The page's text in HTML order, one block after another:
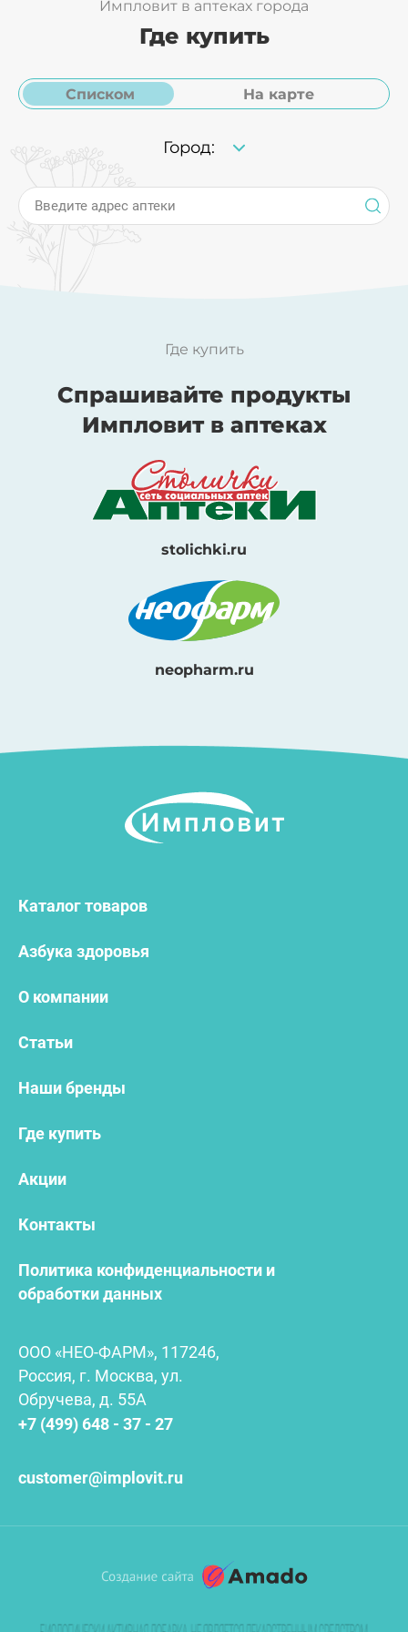
Импловит в аптеках города
Где купить
Списком На карте
Город:
Введите адрес аптеки
Где купить
Спрашивайте продукты
Импловит в аптеках
stolichki.ru
neopharm.ru
Каталог товаров
Азбука здоровья
О компании
Статьи
Наши бренды
Где купить
Акции
Контакты
Политика конфиденциальности и
обработки данных
ООО «НЕО-ФАРМ», 117246,
Россия, г. Москва, ул.
Обручева, д. 55А
+7 (499) 648 - 37 - 27
customer@implovit.ru